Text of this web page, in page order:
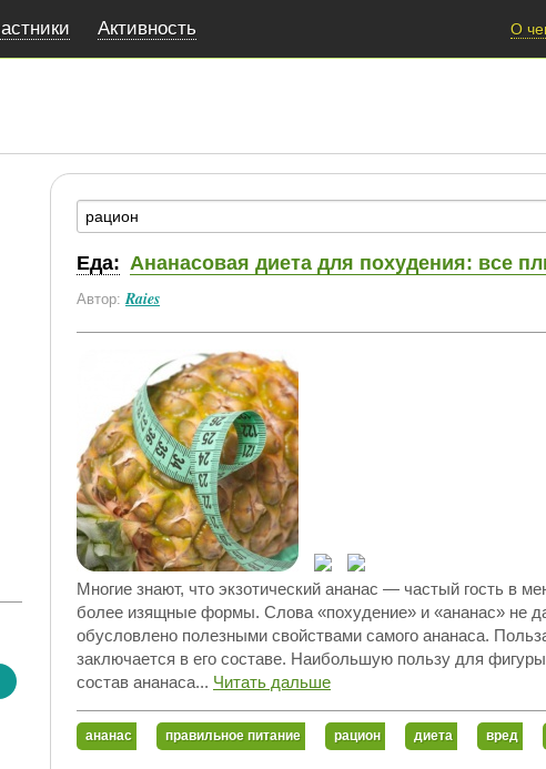
Активность О
Еда: Ананасовая диета для похудения: все
Автор: Raies
Многие знают, что экзотический ананас — частый гость в
более изящные формы. Слова «похудение» и «ананас» не
обусловлено полезными свойствами самого ананаса.
заключается в его составе. Наибольшую пользу для
состав ананаса... Читать дальше
ананас правильное питание рацион диета вред